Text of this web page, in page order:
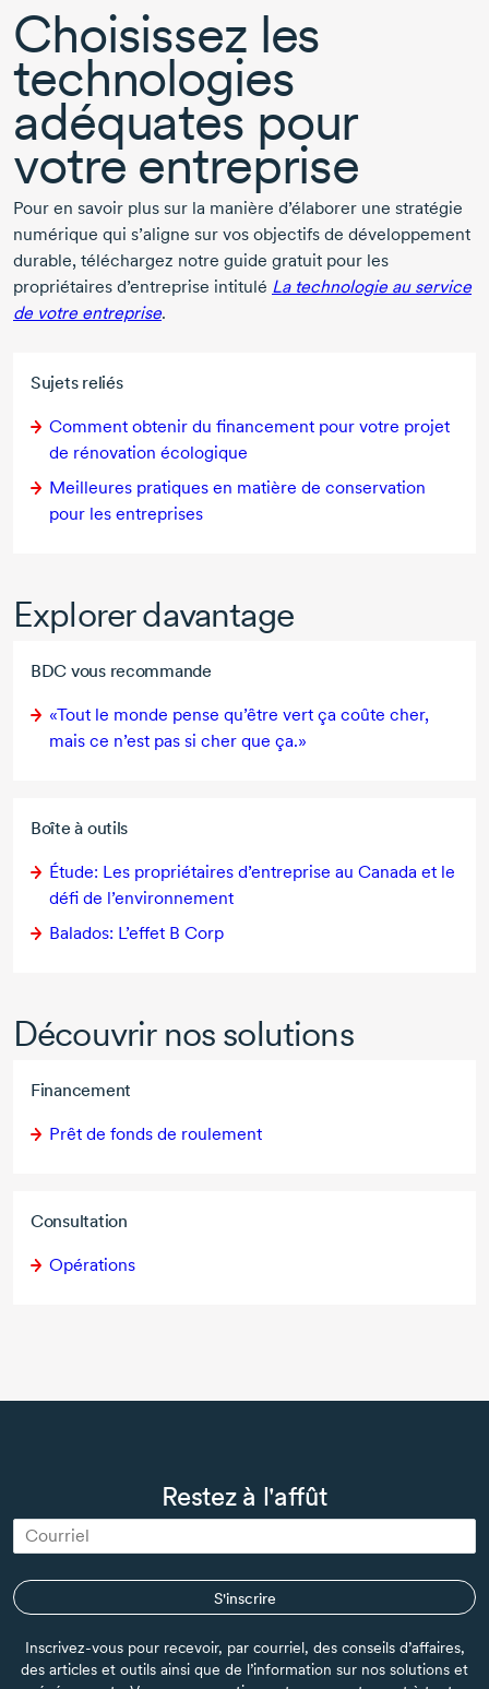
Sujets reliés
Comment obtenir du financement pour votre projet
de rénovation écologique
Meilleures pratiques en matière de conservation
pour les entreprises
Choisissez les
technologies
adéquates pour
votre entreprise
Pour en savoir plus sur la manière d’élaborer une stratégie
numérique qui s’aligne sur vos objectifs de développement
durable, téléchargez notre guide gratuit pour les
propriétaires d’entreprise intitulé La technologie au service
de votre entreprise.
Explorer davantage
BDC vous recommande
«Tout le monde pense qu’être vert ça coûte cher,
mais ce n’est pas si cher que ça.»
Boîte à outils
Étude: Les propriétaires d’entreprise au Canada et le
défi de l’environnement
Balados: L’effet B Corp
Découvrir nos solutions
Financement
Prêt de fonds de roulement
Consultation
Opérations
Restez à l'affût
S'inscrire
Inscrivez-vous pour recevoir, par courriel, des conseils d’affaires,
des articles et outils ainsi que de l’information sur nos solutions et